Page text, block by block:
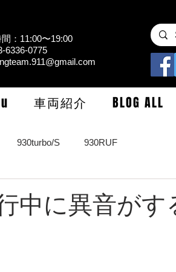
間：11:00〜19:00
6336-0775
車両紹介 BLOG ALL
930turbo/S 930RUF
993Carrera2/4/S
中に異音がす